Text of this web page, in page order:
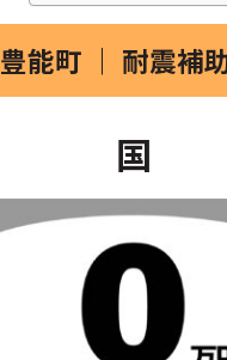
豊能町 ｜ 耐震補
国